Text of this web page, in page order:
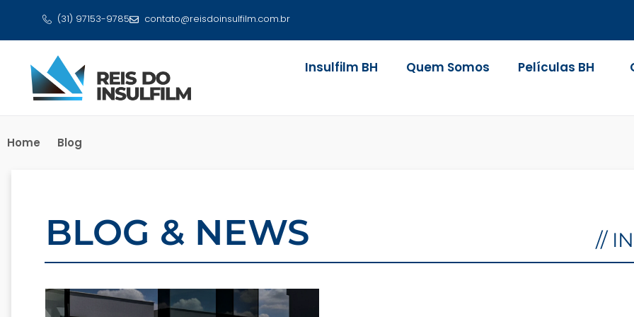
(31) 97153-9785 contato@reisdoinsulfilm.com.br
Insulfilm BH Quem Somos Películas BH
Home Blog
BLOG & NEWS //